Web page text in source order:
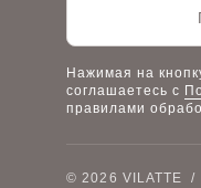
Наш розничный
Нажимая на
соглашаетесь с
правилами
© 2026 VILATTE /